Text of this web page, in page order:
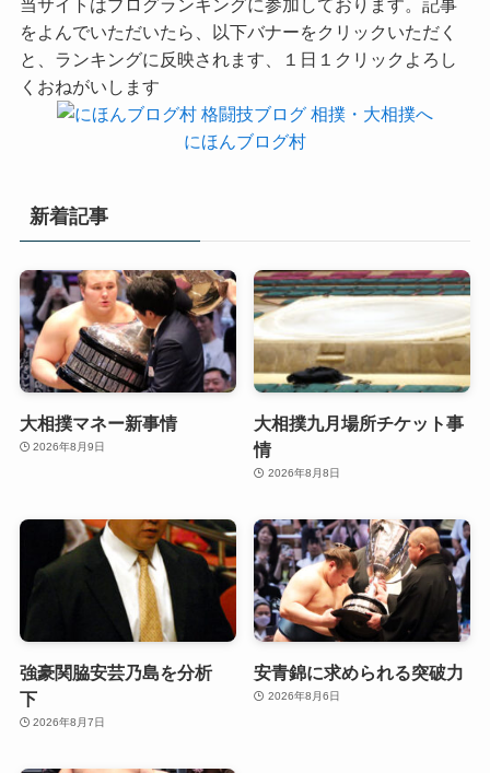
当サイトはブログランキングに参加しております。記事
をよんでいただいたら、以下バナーをクリックいただく
と、ランキングに反映されます、１日１クリックよろし
くおねがいします
にほんブログ村
新着記事
大相撲マネー新事情
2026年8月9日
大相撲九月場所チケット事
情
2026年8月8日
強豪関脇安芸乃島を分析
下
2026年8月7日
安青錦に求められる突破力
2026年8月6日